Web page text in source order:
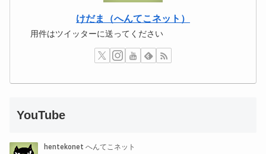
けだま（へんてこネット）
用件はツイッターに送ってください
YouTube